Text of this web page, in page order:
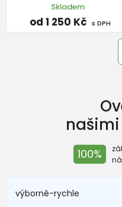
Skladem
od 1 250 Kč s DPH
100%
výborně-rychle